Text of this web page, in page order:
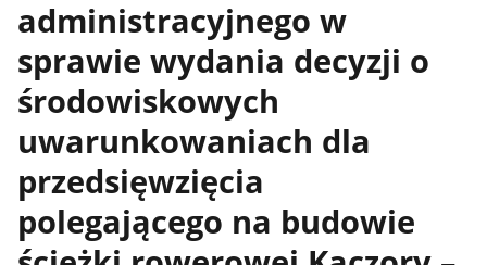
administracyjnego w
sprawie wydania decyzji o
środowiskowych
uwarunkowaniach dla
przedsięwzięcia
polegającego na budowie